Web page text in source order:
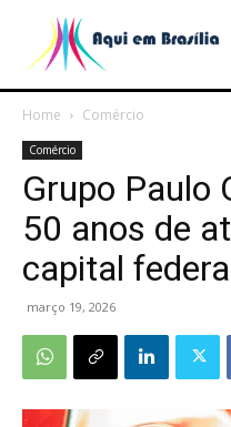
Home Comércio
Comércio
Grupo Paulo
50 anos de
capital
março 19, 2026